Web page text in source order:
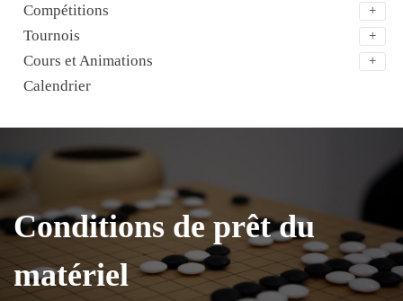
Compétitions
Tournois
Cours et Animations
Calendrier
Conditions de prêt du
matériel